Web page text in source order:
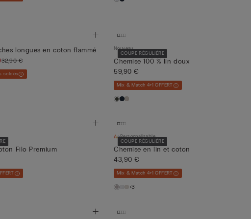
longues en coton flammé
32,90 €
soldés
COUPE RÉGULIÈRE
Nouveau
Chemise 100 % lin doux
59,90 €
Mix & Match 4+1 OFFERT
Filo Premium
COUPE RÉGULIÈRE
Personnalisable
Chemise en lin et coton
43,90 €
Mix & Match 4+1 OFFERT
+3